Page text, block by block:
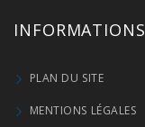
INFORMATIONS
PLAN DU SITE
MENTIONS LÉGALES